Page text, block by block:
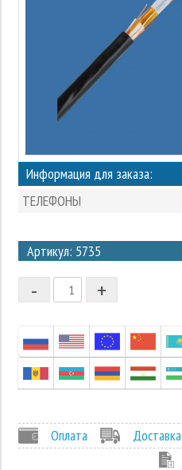
Информация для заказа:
ТЕЛЕФОНЫ
Артикул: 5735
2
1
-1
+
-
Оплата
Доставка